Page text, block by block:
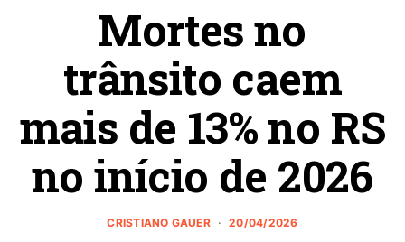
Mortes no
trânsito caem
mais de 13% no RS
no início de 2026
CRISTIANO GAUER 20/04/2026